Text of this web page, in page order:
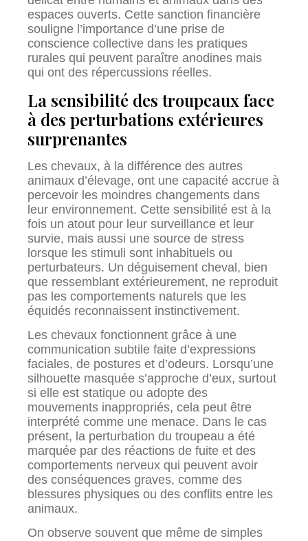
espaces ouverts. Cette sanction financière
souligne l’importance d’une prise de
conscience collective dans les pratiques
rurales qui peuvent paraître anodines mais
qui ont des répercussions réelles.
La sensibilité des troupeaux face
à des perturbations extérieures
surprenantes
Les chevaux, à la différence des autres
animaux d’élevage, ont une capacité accrue à
percevoir les moindres changements dans
leur environnement. Cette sensibilité est à la
fois un atout pour leur surveillance et leur
survie, mais aussi une source de stress
lorsque les stimuli sont inhabituels ou
perturbateurs. Un déguisement cheval, bien
que ressemblant extérieurement, ne reproduit
pas les comportements naturels que les
équidés reconnaissent instinctivement.
Les chevaux fonctionnent grâce à une
communication subtile faite d’expressions
faciales, de postures et d’odeurs. Lorsqu’une
silhouette masquée s’approche d’eux, surtout
si elle est statique ou adopte des
mouvements inappropriés, cela peut être
interprété comme une menace. Dans le cas
présent, la perturbation du troupeau a été
marquée par des réactions de fuite et des
comportements nerveux qui peuvent avoir
des conséquences graves, comme des
blessures physiques ou des conflits entre les
animaux.
On observe souvent que même de simples